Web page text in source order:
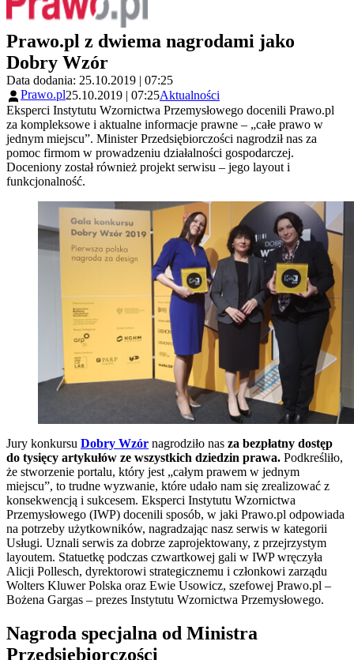
Prawo.pl z dwiema nagrodami jako
Dobry Wzór
Data dodania: 25.10.2019 | 07:25
Prawo.pl25.10.2019 | 07:25Aktualności
Eksperci Instytutu Wzornictwa Przemysłowego docenili Prawo.pl
za kompleksowe i aktualne informacje prawne – „całe prawo w
jednym miejscu”. Minister Przedsiębiorczości nagrodził nas za
pomoc firmom w prowadzeniu działalności gospodarczej.
Doceniony został również projekt serwisu – jego layout i
funkcjonalność.
Jury konkursu Dobry Wzór nagrodziło nas za bezpłatny dostęp
do tysięcy artykułów ze wszystkich dziedzin prawa. Podkreśliło,
że stworzenie portalu, który jest „całym prawem w jednym
miejscu”, to trudne wyzwanie, które udało nam się zrealizować z
konsekwencją i sukcesem. Eksperci Instytutu Wzornictwa
Przemysłowego (IWP) docenili sposób, w jaki Prawo.pl odpowiada
na potrzeby użytkowników, nagradzając nasz serwis w kategorii
Usługi. Uznali serwis za dobrze zaprojektowany, z przejrzystym
layoutem. Statuetkę podczas czwartkowej gali w IWP wręczyła
Alicji Pollesch, dyrektorowi strategicznemu i członkowi zarządu
Wolters Kluwer Polska oraz Ewie Usowicz, szefowej Prawo.pl –
Bożena Gargas – prezes Instytutu Wzornictwa Przemysłowego.
Nagroda specjalna od Ministra
Przedsiębiorczości